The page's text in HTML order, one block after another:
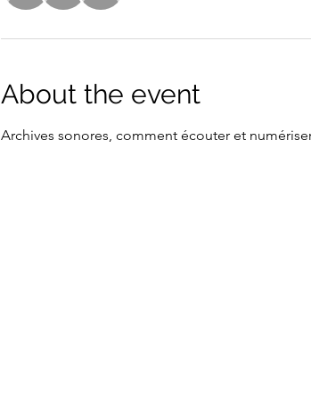
About the event
Archives sonores, comment écouter et